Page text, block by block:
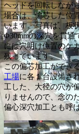
ヘッドを回転しなが
場合は、偏芯した位
います。写真は、板
Φ30mmの深穴を貫通
には穴明け位置のケ
残っています。
この偏芯加工ができ
工場に各１台設備さ
工した、大径の穴が
りませんので、念の
偏心深穴加工とも呼